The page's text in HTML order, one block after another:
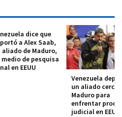
dice que
a Alex Saab,
aliado de Maduro,
medio de pesquisa
en EEUU
Venezuela
un aliado
Maduro para
enfrentar
judicial en EEUU